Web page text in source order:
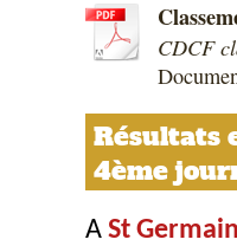
CDCF
Résultats
4ème
A St